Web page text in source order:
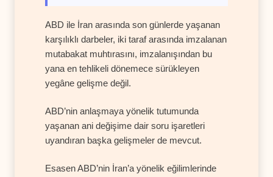
ABD ile İran arasında son günlerde yaşanan
karşılıklı darbeler, iki taraf arasında imzalanan
mutabakat muhtırasını, imzalanışından bu
yana en tehlikeli dönemece sürükleyen
yegâne gelişme değil.
ABD’nin anlaşmaya yönelik tutumunda
yaşanan ani değişime dair soru işaretleri
uyandıran başka gelişmeler de mevcut.
Esasen ABD’nin İran’a yönelik eğilimlerinde